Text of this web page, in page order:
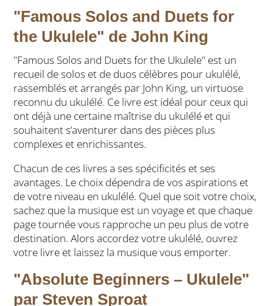
"Famous Solos and Duets for
the Ukulele" de John King
"Famous Solos and Duets for the Ukulele" est un
recueil de solos et de duos célèbres pour ukulélé,
rassemblés et arrangés par John King, un virtuose
reconnu du ukulélé. Ce livre est idéal pour ceux qui
ont déjà une certaine maîtrise du ukulélé et qui
souhaitent s’aventurer dans des pièces plus
complexes et enrichissantes.
Chacun de ces livres a ses spécificités et ses
avantages. Le choix dépendra de vos aspirations et
de votre niveau en ukulélé. Quel que soit votre choix,
sachez que la musique est un voyage et que chaque
page tournée vous rapproche un peu plus de votre
destination. Alors accordez votre ukulélé, ouvrez
votre livre et laissez la musique vous emporter.
"Absolute Beginners – Ukulele"
par Steven Sproat